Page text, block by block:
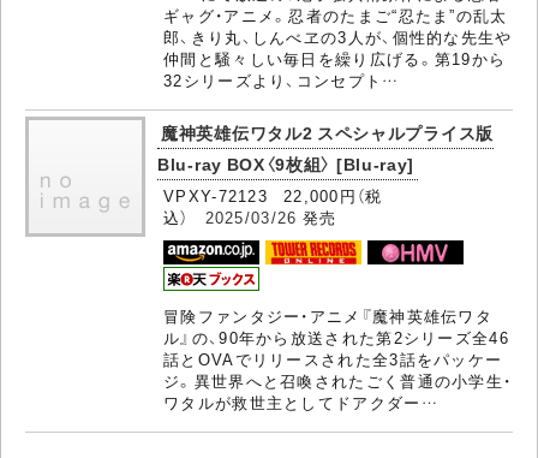
ギャグ・アニメ。忍者のたまご“忍たま”の乱太
郎、きり丸、しんべヱの3人が、個性的な先生や
仲間と騒々しい毎日を繰り広げる。第19から
32シリーズより、コンセプト…
魔神英雄伝ワタル2 スペシャルプライス版
Blu-ray BOX〈9枚組〉 [Blu-ray]
VPXY-72123 22,000円（税
込） 2025/03/26 発売
冒険ファンタジー・アニメ『魔神英雄伝ワタ
ル』の、90年から放送された第2シリーズ全46
話とOVAでリリースされた全3話をパッケー
ジ。異世界へと召喚されたごく普通の小学生・
ワタルが救世主としてドアクダー…